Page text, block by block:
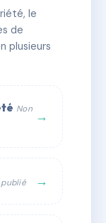
le
de
plusieurs
Non →
publié →